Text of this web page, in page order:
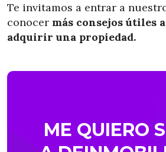
Te invitamos a entrar a
conocer más consejos útiles
adquirir una propiedad.
ME QUIERO